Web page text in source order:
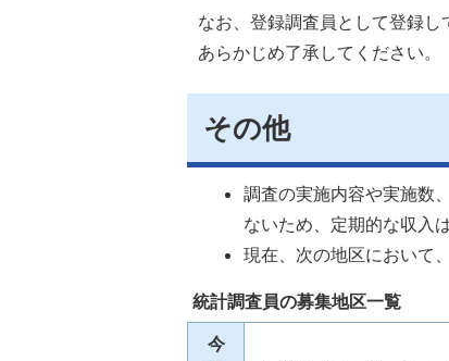
なお、登録調査員として登録し
あらかじめ了承してください。
その他
調査の実施内容や実施数
ないため、定期的な収入
現在、次の地区において
統計調査員の募集地区一覧
今